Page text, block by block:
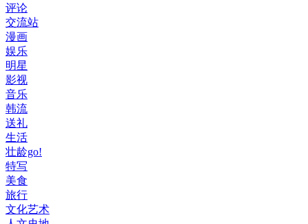
评论
交流站
漫画
娱乐
明星
影视
音乐
韩流
送礼
生活
壮龄go!
特写
美食
旅行
文化艺术